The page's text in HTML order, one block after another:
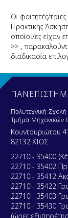
Οι φοιτητές/
Πρακτικής
οποίοι/ες είχαν
>> ,
διαδικασία
Πολυτεχνική Σχολή
Τμήμα Μηχανικών
Κουντουριώτου
82132 ΧΙΟΣ
22710 - 35400
22710 - 35402
22710 - 35412
22710 - 35422
22710 - 35403
22710 - 35430
(ώρες